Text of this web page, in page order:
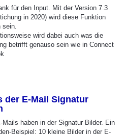
für den Input. Mit der Version 7.3
in 2020) wird diese Funktion
sein.
wird dabei auch was die
betrifft genauso sein wie in Connect
der E-Mail Signatur
Mails haben in der Signatur Bilder. Ein
Beispiel: 10 kleine Bilder in der E-